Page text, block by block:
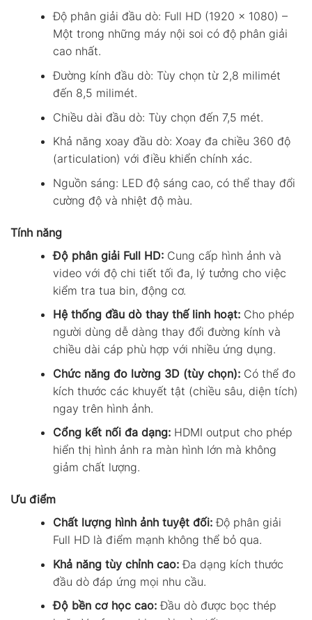
Độ phân giải đầu dò: Full HD (1920 x 1080) –
Một trong những máy nội soi có độ phân giải
cao nhất.
Đường kính đầu dò: Tùy chọn từ 2,8 milimét
đến 8,5 milimét.
Chiều dài đầu dò: Tùy chọn đến 7,5 mét.
Khả năng xoay đầu dò: Xoay đa chiều 360 độ
(articulation) với điều khiển chính xác.
Nguồn sáng: LED độ sáng cao, có thể thay đổi
cường độ và nhiệt độ màu.
Tính năng
Độ phân giải Full HD:Cung cấp hình ảnh và
video với độ chi tiết tối đa, lý tưởng cho việc
kiểm tra tua bin, động cơ.
Hệ thống đầu dò thay thế linh hoạt:Cho phép
người dùng dễ dàng thay đổi đường kính và
chiều dài cáp phù hợp với nhiều ứng dụng.
Chức năng đo lường 3D (tùy chọn):Có thể đo
kích thước các khuyết tật (chiều sâu, diện tích)
ngay trên hình ảnh.
Cổng kết nối đa dạng:HDMI output cho phép
hiển thị hình ảnh ra màn hình lớn mà không
giảm chất lượng.
Ưu điểm
Chất lượng hình ảnh tuyệt đối:Độ phân giải
Full HD là điểm mạnh không thể bỏ qua.
Khả năng tùy chỉnh cao:Đa dạng kích thước
đầu dò đáp ứng mọi nhu cầu.
Độ bền cơ học cao:Đầu dò được bọc thép